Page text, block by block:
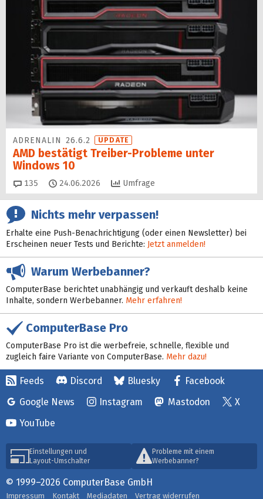
ADRENALIN 26.6.2 UPDATE
AMD bestätigt Treiber-Probleme unter
Windows 10
135 Kommentare
24.06.2026 Umfrage
Nichts mehr verpassen!
Erhalte eine Push-Benachrichtigung (oder einen Newsletter) bei
Erscheinen neuer Tests und Berichte: Jetzt anmelden!
Warum Werbebanner?
ComputerBase berichtet unabhängig und verkauft deshalb keine
Inhalte, sondern Werbebanner. Mehr erfahren!
ComputerBase Pro
ComputerBase Pro ist die werbefreie, schnelle, flexible und
zugleich faire Variante von ComputerBase. Mehr dazu!
Feeds Discord Bluesky
Facebook
Google News
Instagram Mastodon
X
YouTube
Einstellungen und
Layout-Umschalter
Probleme mit einem
Werbebanner?
© 1999–2026 ComputerBase GmbH
Impressum Kontakt Mediadaten Vertrag widerrufen